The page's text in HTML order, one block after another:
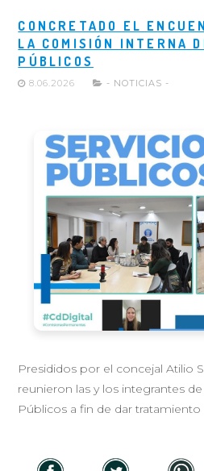
CONCRETADO EL
LA COMISIÓN INTERNA
PÚBLICOS
8.06.2026 - NOTICIAS -
Presididos por el concejal Atilio
reunieron las y los integrantes
Públicos a fin de dar